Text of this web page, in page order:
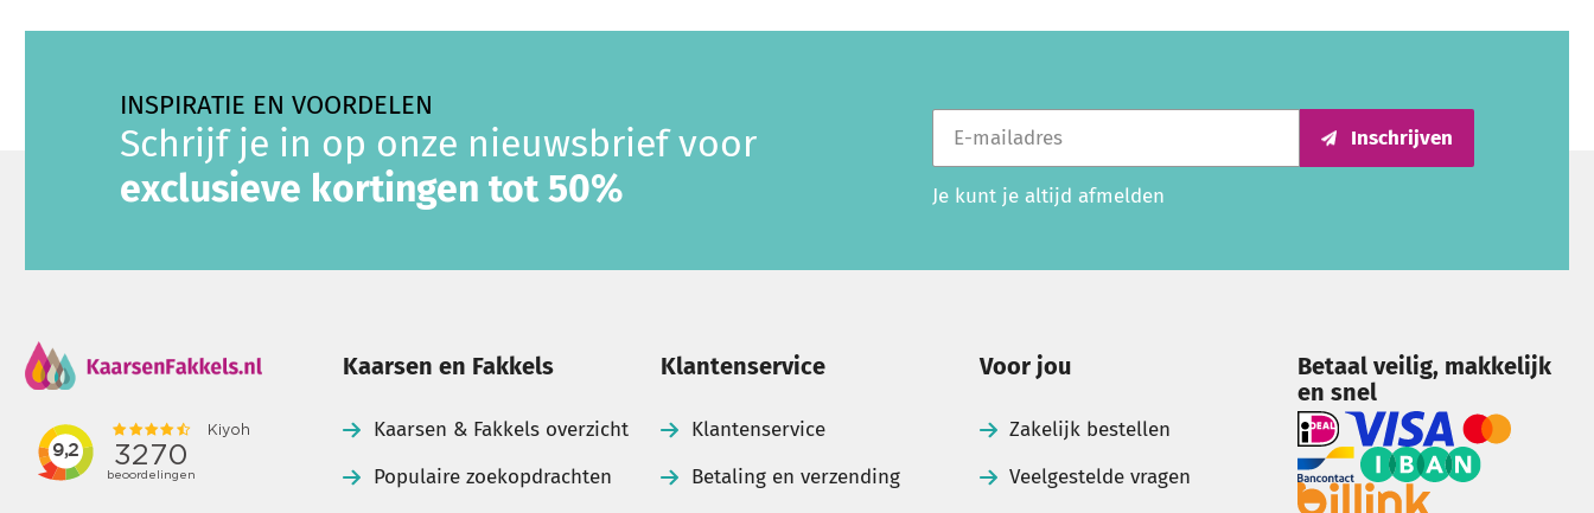
INSPIRATIE EN VOORDELEN
Schrijf je in op onze nieuwsbrief voor
exclusieve kortingen tot 50%
Inschrijven
Je kunt je altijd afmelden
Kaarsen en Fakkels
Kaarsen & Fakkels overzicht
Populaire zoekopdrachten
Klantenservice
Klantenservice
Betaling en verzending
Voor jou
Zakelijk bestellen
Veelgestelde vragen
Betaal veilig, makkelijk
en snel